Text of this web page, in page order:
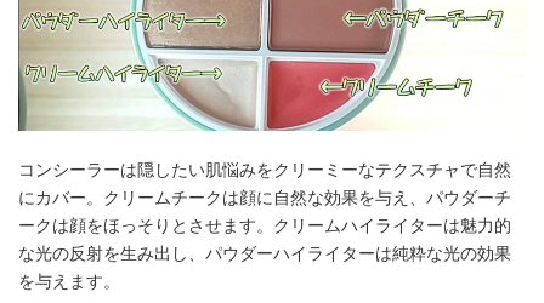
コンシーラーは隠したい肌悩みをクリーミーなテクスチャで自然
にカバー。クリームチークは顔に自然な効果を与え、パウダーチ
ークは顔をほっそりとさせます。クリームハイライターは魅力的
な光の反射を生み出し、パウダーハイライターは純粋な光の効果
を与えます。